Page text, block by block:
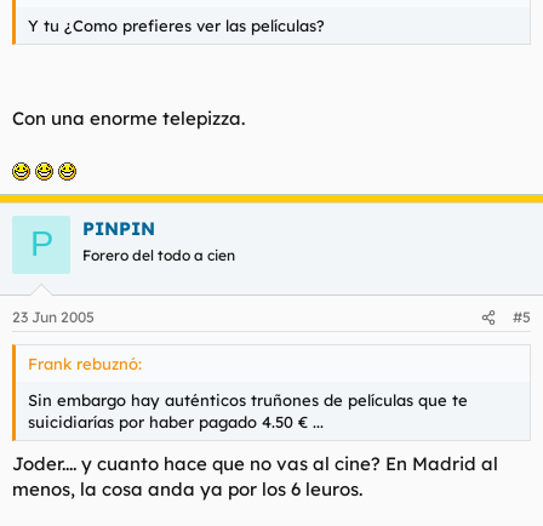
Y tu ¿Como prefieres ver las películas?
Con una enorme telepizza.
P PINPIN
Forero del todo a cien
23 Jun 2005 #5
Frank rebuznó:
Sin embargo hay auténticos truñones de películas que te
suicidiarías por haber pagado 4.50 € ...
Joder.... y cuanto hace que no vas al cine? En Madrid al
menos, la cosa anda ya por los 6 leuros.